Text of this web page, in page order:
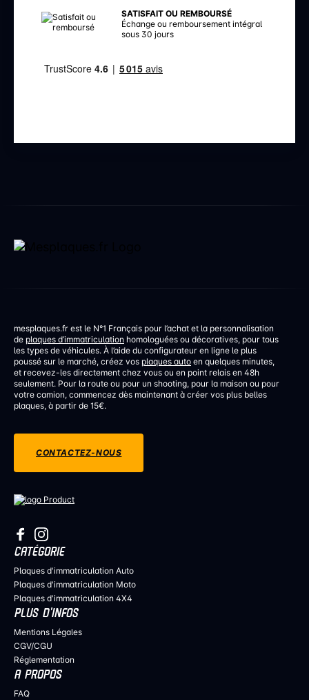
SATISFAIT OU REMBOURSÉ
Échange ou remboursement intégral
sous 30 jours
mesplaques.fr est le N°1 Français pour l’achat et la personnalisation
de plaques d’immatriculation homologuées ou décoratives, pour tous
les types de véhicules. À l’aide du configurateur en ligne le plus
poussé sur le marché, créez vos plaques auto en quelques minutes,
et recevez-les directement chez vous ou en point relais en 48h
seulement. Pour la route ou pour un shooting, pour la maison ou pour
votre camion, commencez dès maintenant à créer vos plus belles
plaques, à partir de 15€.
CONTACTEZ-NOUS
CATÉGORIE
Plaques d'immatriculation Auto
Plaques d'immatriculation Moto
Plaques d'immatriculation 4X4
PLUS D’INFOS
Mentions Légales
CGV/CGU
Réglementation
A PROPOS
FAQ